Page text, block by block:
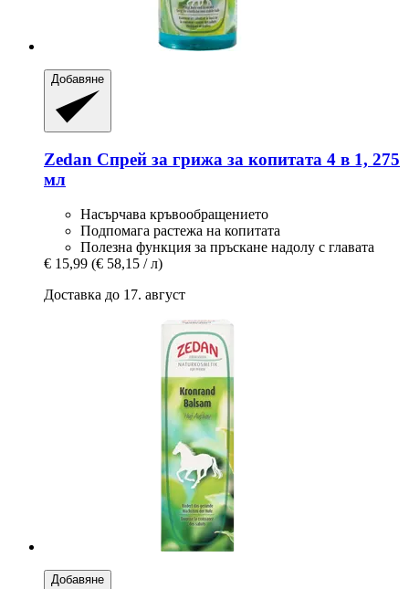
Добавяне
Zedan Спрей за грижа за копитата 4 в 1, 275
мл
Насърчава кръвообращението
Подпомага растежа на копитата
Полезна функция за пръскане надолу с главата
€ 15,99 (€ 58,15 / л)
Доставка до 17. август
Добавяне